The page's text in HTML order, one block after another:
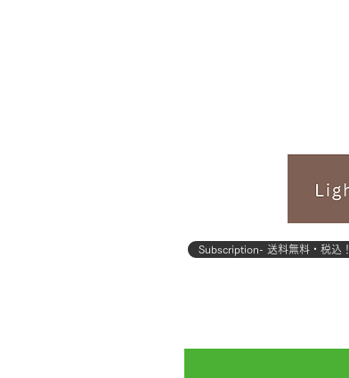
Subscription- 送料無料・税込！